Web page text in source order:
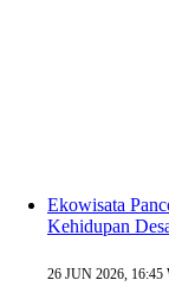
Ekowisata
Kehidupan
26 JUN 2026, 16:45